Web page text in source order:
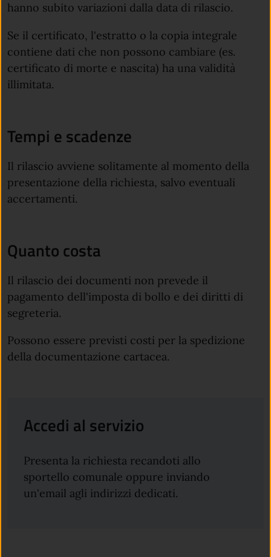
hanno subito variazioni dalla data di rilascio.
Se il certificato, l'estratto o la copia integrale
contiene dati che non possono cambiare (es.
certificato di morte e nascita) ha una validità
illimitata.
Tempi e scadenze
Il rilascio avviene solitamente al momento della
presentazione della richiesta, salvo eventuali
accertamenti.
Quanto costa
Il rilascio dei documenti non prevede il
pagamento dell'imposta di bollo e dei diritti di
segreteria.
Possono essere previsti costi per la spedizione
della documentazione cartacea.
Accedi al servizio
Presenta la richiesta recandoti allo
sportello comunale oppure inviando
un'email agli indirizzi dedicati.